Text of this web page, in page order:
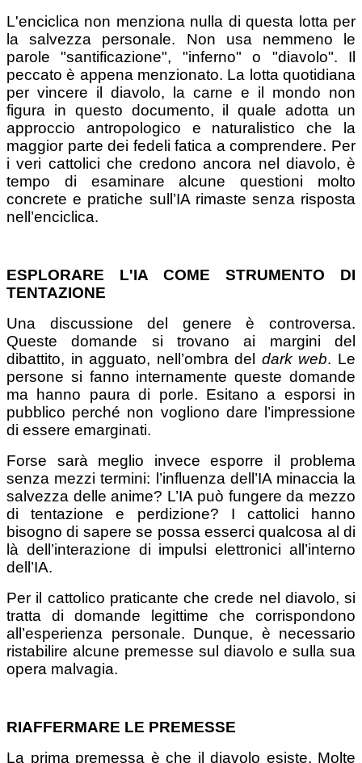
L'enciclica non menziona nulla di questa lotta per
la salvezza personale. Non usa nemmeno le
parole "santificazione", "inferno" o "diavolo". Il
peccato è appena menzionato. La lotta quotidiana
per vincere il diavolo, la carne e il mondo non
figura in questo documento, il quale adotta un
approccio antropologico e naturalistico che la
maggior parte dei fedeli fatica a comprendere. Per
i veri cattolici che credono ancora nel diavolo, è
tempo di esaminare alcune questioni molto
concrete e pratiche sull’IA rimaste senza risposta
nell’enciclica.
ESPLORARE L'IA COME STRUMENTO DI
TENTAZIONE
Una discussione del genere è controversa.
Queste domande si trovano ai margini del
dibattito, in agguato, nell’ombra del dark web. Le
persone si fanno internamente queste domande
ma hanno paura di porle. Esitano a esporsi in
pubblico perché non vogliono dare l’impressione
di essere emarginati.
Forse sarà meglio invece esporre il problema
senza mezzi termini: l’influenza dell’IA minaccia la
salvezza delle anime? L’IA può fungere da mezzo
di tentazione e perdizione? I cattolici hanno
bisogno di sapere se possa esserci qualcosa al di
là dell’interazione di impulsi elettronici all’interno
dell’IA.
Per il cattolico praticante che crede nel diavolo, si
tratta di domande legittime che corrispondono
all’esperienza personale. Dunque, è necessario
ristabilire alcune premesse sul diavolo e sulla sua
opera malvagia.
RIAFFERMARE LE PREMESSE
La prima premessa è che il diavolo esiste. Molte